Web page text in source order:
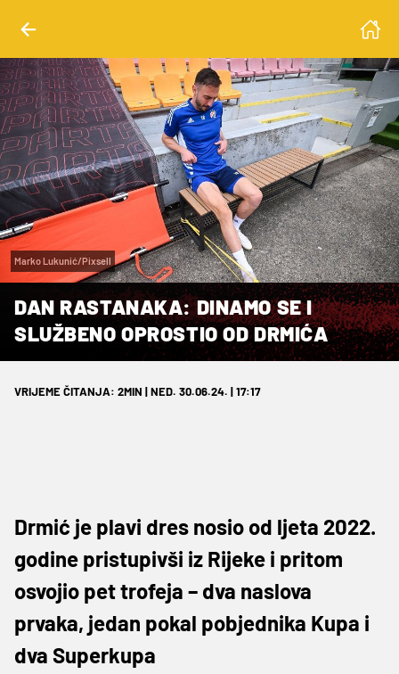
Marko Lukunić/Pixsell
DAN RASTANAKA: DINAMO SE I
SLUŽBENO OPROSTIO OD DRMIĆA
VRIJEME ČITANJA: 2MIN | NED. 30.06.24. | 17:17
Drmić je plavi dres nosio od ljeta 2022.
godine pristupivši iz Rijeke i pritom
osvojio pet trofeja – dva naslova
prvaka, jedan pokal pobjednika Kupa i
dva Superkupa